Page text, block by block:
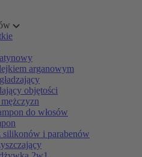
arganowym
objętości
do włosów
silikonów i parabenów